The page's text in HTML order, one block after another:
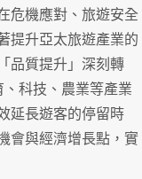
危機應對、旅遊安全
提升亞太旅遊產業的
品質提升」深刻轉
科技、農業等產業
延長遊客的停留時
會與經濟增長點，實